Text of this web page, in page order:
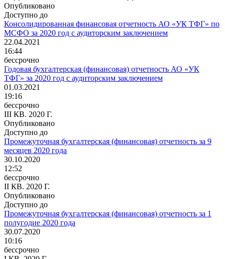
Опубликовано
Доступно до
Консолидированная финансовая отчетность АО «УК ТФГ» по
МСФО за 2020 год с аудиторским заключением
22.04.2021
16:44
бессрочно
Годовая бухгалтерская (финансовая) отчетность АО «УК
ТФГ» за 2020 год с аудиторским заключением
01.03.2021
19:16
бессрочно
III КВ. 2020 Г.
Опубликовано
Доступно до
Промежуточная бухгалтерская (финансовая) отчетность за 9
месяцев 2020 года
30.10.2020
12:52
бессрочно
II КВ. 2020 Г.
Опубликовано
Доступно до
Промежуточная бухгалтерская (финансовая) отчетность за 1
полугодие 2020 года
30.07.2020
10:16
бессрочно